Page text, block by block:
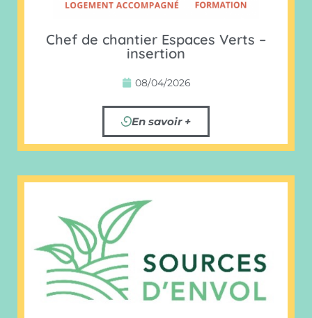
Chef de chantier Espaces Verts –
insertion
08/04/2026
En savoir +